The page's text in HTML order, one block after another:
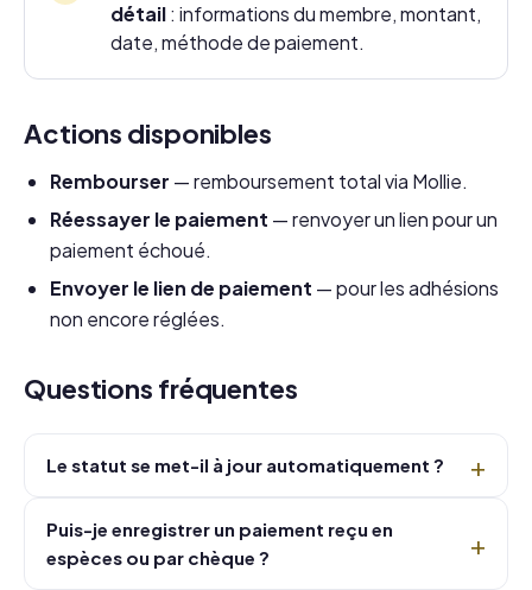
détail: informations du membre, montant,
date, méthode de paiement.
Actions disponibles
Rembourser — remboursement total via Mollie.
Réessayer le paiement — renvoyer un lien pour un
paiement échoué.
Envoyer le lien de paiement — pour les adhésions
non encore réglées.
Questions fréquentes
Le statut se met-il à jour automatiquement ?
Puis-je enregistrer un paiement reçu en
espèces ou par chèque ?